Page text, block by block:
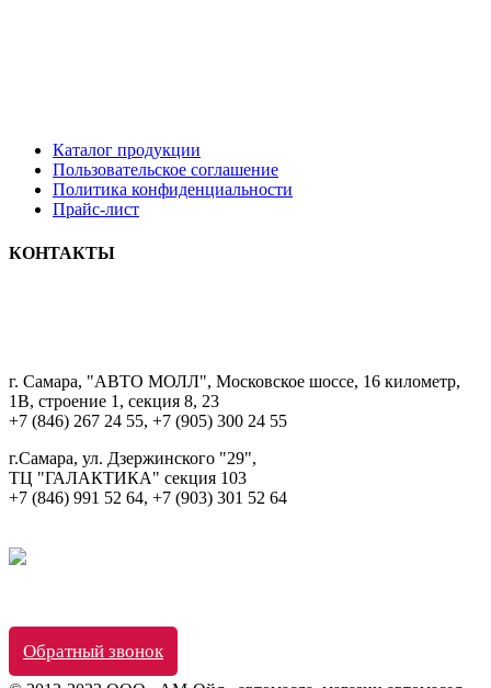
Каталог продукции
Пользовательское соглашение
Политика конфиденциальности
Прайс-лист
КОНТАКТЫ
г. Самара, "АВТО МОЛЛ", Московское шоссе, 16 километр,
1В, строение 1, секция 8, 23
+7 (846) 267 24 55, +7 (905) 300 24 55
г.Самара, ул. Дзержинского "29",
ТЦ "ГАЛАКТИКА" секция 103
+7 (846) 991 52 64, +7 (903) 301 52 64
Обратный звонок